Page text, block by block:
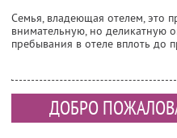
Семья, владеющая отелем, это
внимательную, но деликатную
пребывания в отеле вплоть до
ДОБРО